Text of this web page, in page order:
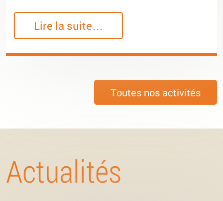
Lire la suite…
Toutes nos activités
Actualités